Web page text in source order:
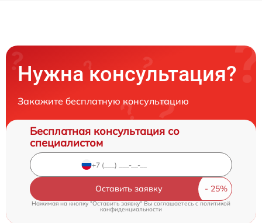
Нужна консультация?
Закажите бесплатную консультацию
Бесплатная консультация со
специалистом
Оставить заявку
Нажимая на кнопку "Оставить заявку" Вы соглашаетесь cполитикой
конфиденциальности